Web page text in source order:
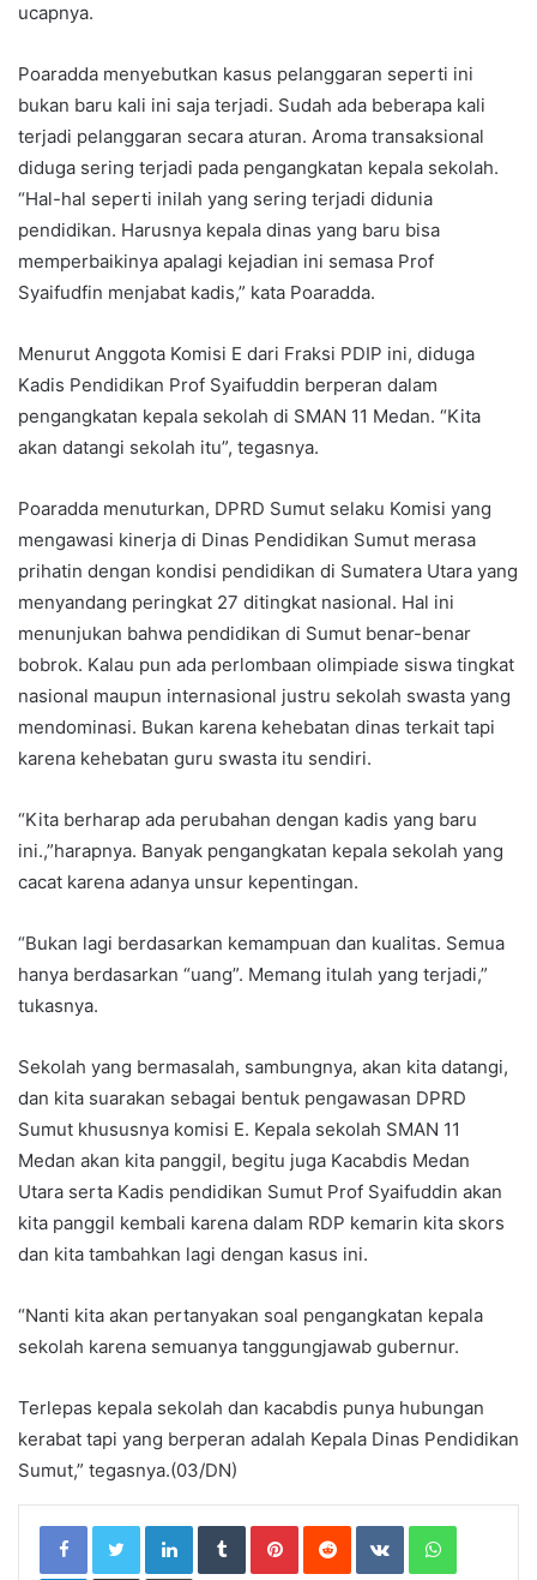
ucapnya.
Poaradda menyebutkan kasus pelanggaran seperti ini
bukan baru kali ini saja terjadi. Sudah ada beberapa kali
terjadi pelanggaran secara aturan. Aroma transaksional
diduga sering terjadi pada pengangkatan kepala sekolah.
“Hal-hal seperti inilah yang sering terjadi didunia
pendidikan. Harusnya kepala dinas yang baru bisa
memperbaikinya apalagi kejadian ini semasa Prof
Syaifudfin menjabat kadis,” kata Poaradda.
Menurut Anggota Komisi E dari Fraksi PDIP ini, diduga
Kadis Pendidikan Prof Syaifuddin berperan dalam
pengangkatan kepala sekolah di SMAN 11 Medan. “Kita
akan datangi sekolah itu”, tegasnya.
Poaradda menuturkan, DPRD Sumut selaku Komisi yang
mengawasi kinerja di Dinas Pendidikan Sumut merasa
prihatin dengan kondisi pendidikan di Sumatera Utara yang
menyandang peringkat 27 ditingkat nasional. Hal ini
menunjukan bahwa pendidikan di Sumut benar-benar
bobrok. Kalau pun ada perlombaan olimpiade siswa tingkat
nasional maupun internasional justru sekolah swasta yang
mendominasi. Bukan karena kehebatan dinas terkait tapi
karena kehebatan guru swasta itu sendiri.
“Kita berharap ada perubahan dengan kadis yang baru
ini.,”harapnya. Banyak pengangkatan kepala sekolah yang
cacat karena adanya unsur kepentingan.
“Bukan lagi berdasarkan kemampuan dan kualitas. Semua
hanya berdasarkan “uang”. Memang itulah yang terjadi,”
tukasnya.
Sekolah yang bermasalah, sambungnya, akan kita datangi,
dan kita suarakan sebagai bentuk pengawasan DPRD
Sumut khususnya komisi E. Kepala sekolah SMAN 11
Medan akan kita panggil, begitu juga Kacabdis Medan
Utara serta Kadis pendidikan Sumut Prof Syaifuddin akan
kita panggil kembali karena dalam RDP kemarin kita skors
dan kita tambahkan lagi dengan kasus ini.
“Nanti kita akan pertanyakan soal pengangkatan kepala
sekolah karena semuanya tanggungjawab gubernur.
Terlepas kepala sekolah dan kacabdis punya hubungan
kerabat tapi yang berperan adalah Kepala Dinas Pendidikan
Sumut,” tegasnya.(03/DN)
LinkedIn Tumblr Pinterest Reddit VKontakte